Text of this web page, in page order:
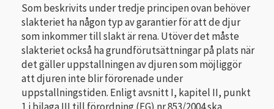
Som beskrivits under tredje principen ovan behöver
slakteriet ha någon typ av garantier för att de djur
som inkommer till slakt är rena. Utöver det måste
slakteriet också ha grundförutsättningar på plats när
det gäller uppstallningen av djuren som möjliggör
att djuren inte blir förorenade under
uppstallningstiden. Enligt avsnitt I, kapitel II, punkt
1 i bilaga III till förordning (EG) nr 853/2004 ska